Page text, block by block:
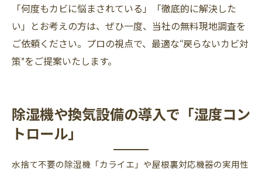
「何度もカビに悩まされている」「徹底的に解決した
い」とお考えの方は、ぜひ一度、当社の無料現地調査を
ご依頼ください。プロの視点で、最適な“戻らないカビ対
策”をご提案いたします。
除湿機や換気設備の導入で「湿度コン
トロール」
水捨て不要の除湿機「カライエ」や屋根裏対応機器の実用性